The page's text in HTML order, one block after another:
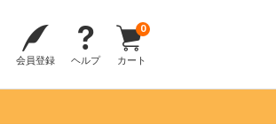
会員登録 ヘルプ カート
0